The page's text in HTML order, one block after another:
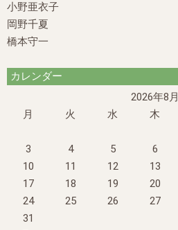
小野亜衣子
岡野千夏
橋本守一
カレンダー
2026年8月
月
火 水 木
3
4 5 6
10
11 12 13
17
18 19 20
24
25 26 27
31